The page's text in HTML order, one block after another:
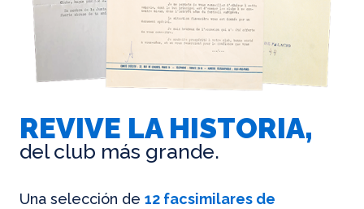
REVIVE LA HISTORIA,
del club más grande.
Una selección de 12 facsimilares de